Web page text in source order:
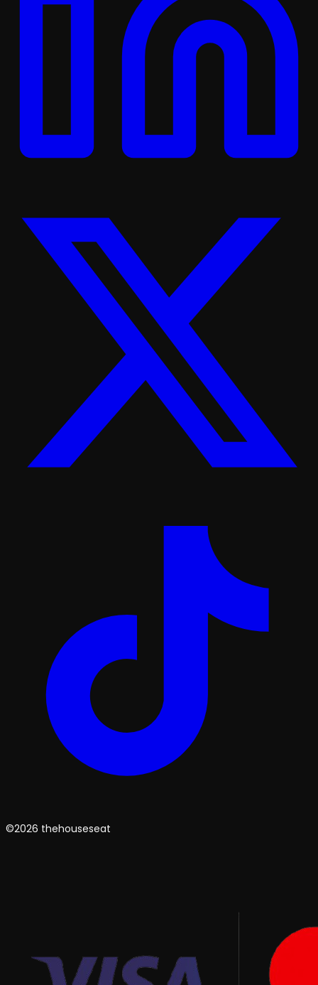
©2026 thehouseseat